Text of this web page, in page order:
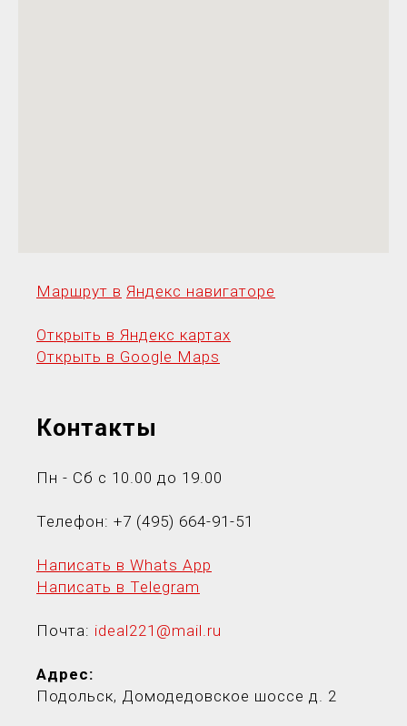
Маршрут в Яндекс навигаторе
Открыть в Яндекс картах
Открыть в Google Maps
Контакты
Пн - Сб с 10.00 до 19.00
Телефон: +7 (495) 664-91-51
Написать в Whats App
Написать в Telegram
Почта: ideal221@mail.ru
Адрес:
Подольск, Домодедовское шоссе д. 2